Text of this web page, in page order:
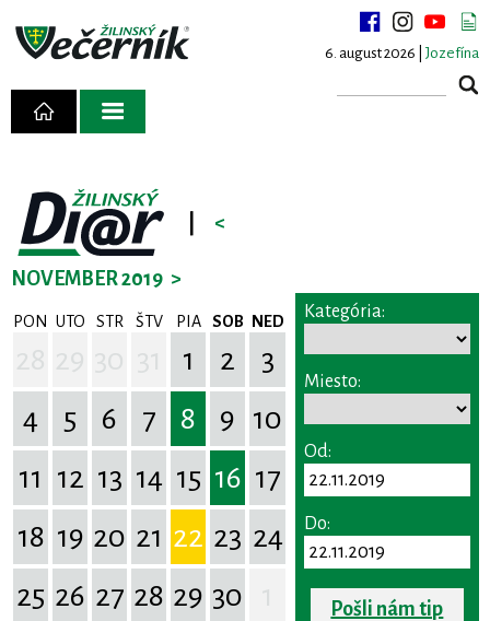
6. august 2026 | Jozefína
<
NOVEMBER 2019 >
PON UTO STR ŠTV PIA SOB NED
1 2
3
4
5 6 7 8 9 10
11 12 13 14 15 16 17
18 19 20 21 22 23 24
25 26 27 28 29 30
Kategória:
Miesto:
Od:
Do:
Pošli nám tip